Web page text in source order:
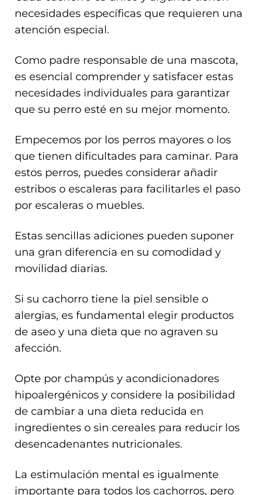
necesidades específicas que requieren una
atención especial.
Como padre responsable de una mascota,
es esencial comprender y satisfacer estas
necesidades individuales para garantizar
que su perro esté en su mejor momento.
Empecemos por los perros mayores o los
que tienen dificultades para caminar. Para
estos perros, puedes considerar añadir
estribos o escaleras para facilitarles el paso
por escaleras o muebles.
Estas sencillas adiciones pueden suponer
una gran diferencia en su comodidad y
movilidad diarias.
Si su cachorro tiene la piel sensible o
alergias, es fundamental elegir productos
de aseo y una dieta que no agraven su
afección.
Opte por champús y acondicionadores
hipoalergénicos y considere la posibilidad
de cambiar a una dieta reducida en
ingredientes o sin cereales para reducir los
desencadenantes nutricionales.
La estimulación mental es igualmente
importante para todos los cachorros, pero